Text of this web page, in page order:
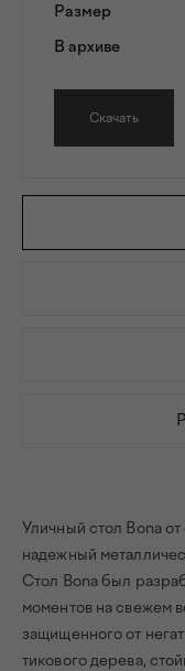
Размер
В архиве
Скачать
Уличный стол Bona
надежный
Стол Bona был
моментов на свежем
защищенного от
тикового дерева,